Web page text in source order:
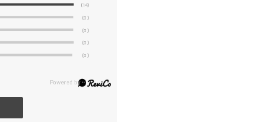
(14)
(0)
(0)
(0)
(0)